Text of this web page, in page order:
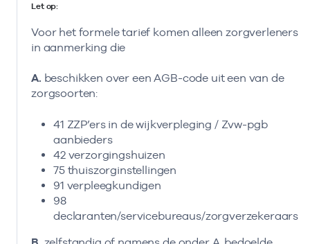
Let op:
Voor het formele tarief komen alleen zorgverleners
in aanmerking die
A. beschikken over een AGB-code uit een van de
zorgsoorten:
41 ZZP’ers in de wijkverpleging / Zvw-pgb
aanbieders
42 verzorgingshuizen
75 thuiszorginstellingen
91 verpleegkundigen
98
declaranten/servicebureaus/zorgverzekeraars